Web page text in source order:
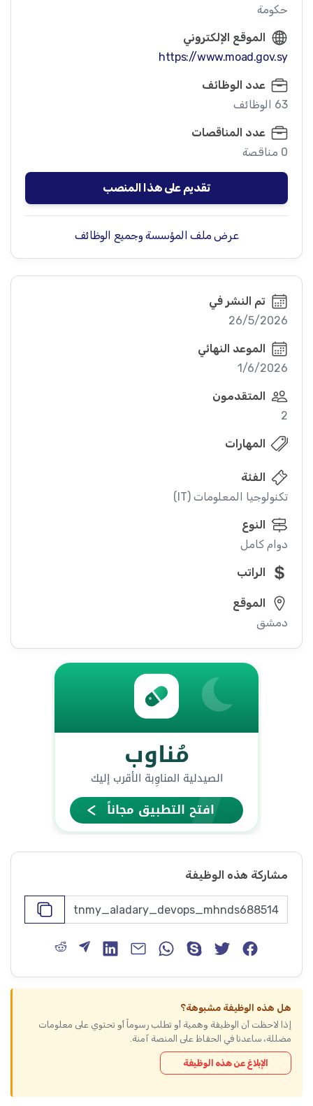
حكومة
الموقع الإلكتروني
https://www.moad.gov.sy
عدد الوظائف
63 الوظائف
عدد المناقصات
0 مناقصة
تقديم على هذا المنصب
عرض ملف المؤسسة وجميع الوظائف
تم النشر في
26/5/2026
الموعد النهائي
1/6/2026
المتقدمون
2
المهارات
الفئة
تكنولوجيا المعلومات (IT)
النوع
دوام كامل
الراتب
الموقع
دمشق
مشاركة هذه الوظيفة
هل هذه الوظيفة مشبوهة؟
إذا لاحظت أن الوظيفة وهمية أو تطلب رسوماً أو تحتوي على معلومات
مضللة، ساعدنا في الحفاظ على المنصة آمنة.
الإبلاغ عن هذه الوظيفة